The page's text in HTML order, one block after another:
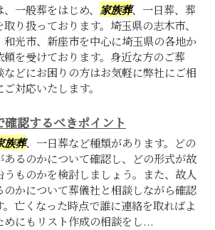
一般葬をはじめ、 家族葬、一日葬、葬
り扱っております。埼玉県の志木市、
光市、新座市を中心に埼玉県の各地か
頼を受けております。身近な方のご葬
どにお困りの方はお気軽に弊社にご相
対応いたします。
認するべきポイント
族葬、一日葬など種類があります。どの
あるのかについて確認し、どの形式が故
うものかを検討しましょう。また、故人
のかについて葬儀社と相談しながら確認
亡くなった時点で誰に連絡を取ればよ
めにもリスト作成の相談をし...